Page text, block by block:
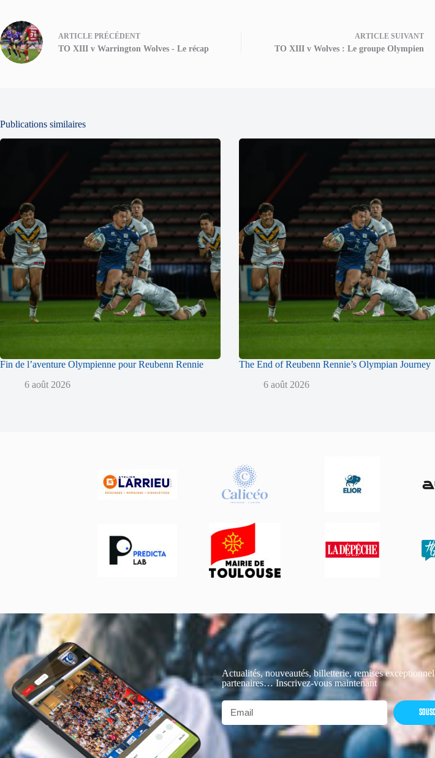
ARTICLE PRÉCÉDENT
TO XIII v Warrington Wolves - Le récap
ARTICLESUIVANT
TO XIII v Wolves : Le groupe Olympien
Publications similaires
Fin de l’aventure Olympienne pour Reubenn Rennie
6 août 2026
The End of Reubenn Rennie’s Olympian Journey
6 août 2026
Actualités, nouveautés, billetterie, remises
partenaires… Inscrivez-vous maintenant